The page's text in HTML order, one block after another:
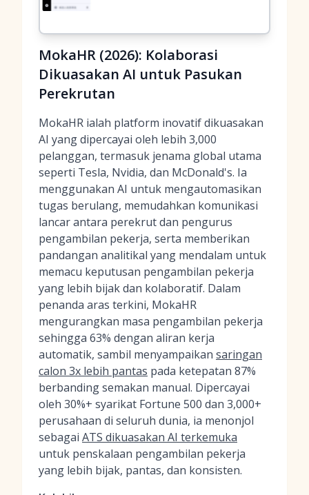
MokaHR (2026): Kolaborasi
Dikuasakan AI untuk Pasukan
Perekrutan
MokaHR ialah platform inovatif dikuasakan
AI yang dipercayai oleh lebih 3,000
pelanggan, termasuk jenama global utama
seperti Tesla, Nvidia, dan McDonald's. Ia
menggunakan AI untuk mengautomasikan
tugas berulang, memudahkan komunikasi
lancar antara perekrut dan pengurus
pengambilan pekerja, serta memberikan
pandangan analitikal yang mendalam untuk
memacu keputusan pengambilan pekerja
yang lebih bijak dan kolaboratif. Dalam
penanda aras terkini, MokaHR
mengurangkan masa pengambilan pekerja
sehingga 63% dengan aliran kerja
automatik, sambil menyampaikan saringan
calon 3x lebih pantas pada ketepatan 87%
berbanding semakan manual. Dipercayai
oleh 30%+ syarikat Fortune 500 dan 3,000+
perusahaan di seluruh dunia, ia menonjol
sebagai ATS dikuasakan AI terkemuka
untuk penskalaan pengambilan pekerja
yang lebih bijak, pantas, dan konsisten.